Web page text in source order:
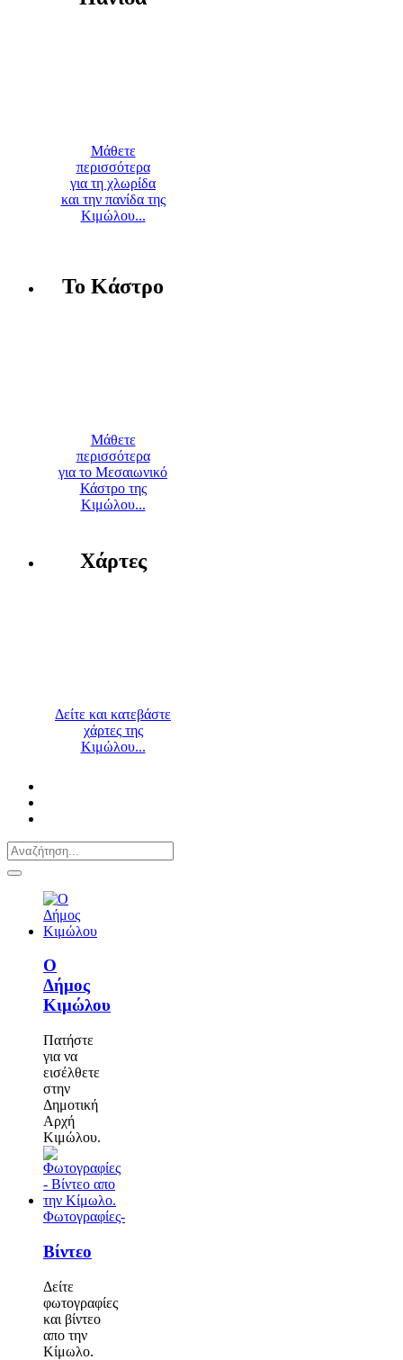
Μάθετε
περισσότερα
για τη χλωρίδα
και την πανίδα της
Κιμώλου...
Το Κάστρο
Μάθετε
περισσότερα
για το Μεσαιωνικό
Κάστρο της
Κιμώλου...
Χάρτες
Δείτε και κατεβάστε
χάρτες της
Κιμώλου...
Ο
Δήμος
Κιμώλου
Πατήστε
για να
εισέλθετε
στην
Δημοτική
Αρχή
Κιμώλου.
Φωτογραφίες-
Βίντεο
Δείτε
φωτογραφίες
και βίντεο
απο την
Κίμωλο.